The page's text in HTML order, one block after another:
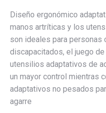
Diseño ergonómico
manos artríticas y los
son ideales para personas
discapacitados, el juego
utensilios adaptativos de
un mayor control mientras
adaptativos no pesados
agarre